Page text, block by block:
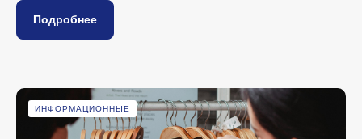
Подробнее
ИНФОРМАЦИОННЫЕ